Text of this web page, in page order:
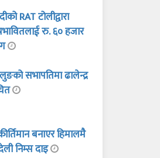
RAT टोलीद्वारा
रु. ६० हजार
सभापतिमा ढालेन्द्र
बनाएर हिमालमै
निम्स दाइ